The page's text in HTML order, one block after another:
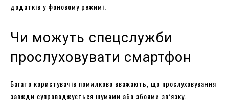
додатків у фоновому режимі.
Чи можуть спецслужби
прослуховувати смартфон
Багато користувачів помилково вважають, що прослуховування
завжди супроводжується шумами або збоями зв’язку.